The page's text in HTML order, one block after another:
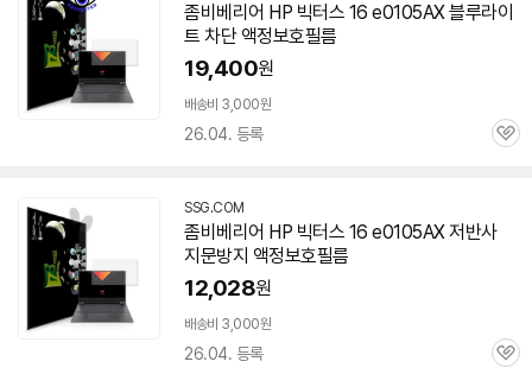
좀비베리어 HP 빅터스 16 e0105AX 블루라이
트 차단 액정보호필름
19,400원
배송비 3,000원
26.04. 등록
관
SSG.COM
좀비베리어 HP 빅터스 16 e0105AX 저반사
지문방지 액정보호필름
12,028원
배송비 3,000원
26.04. 등록
관